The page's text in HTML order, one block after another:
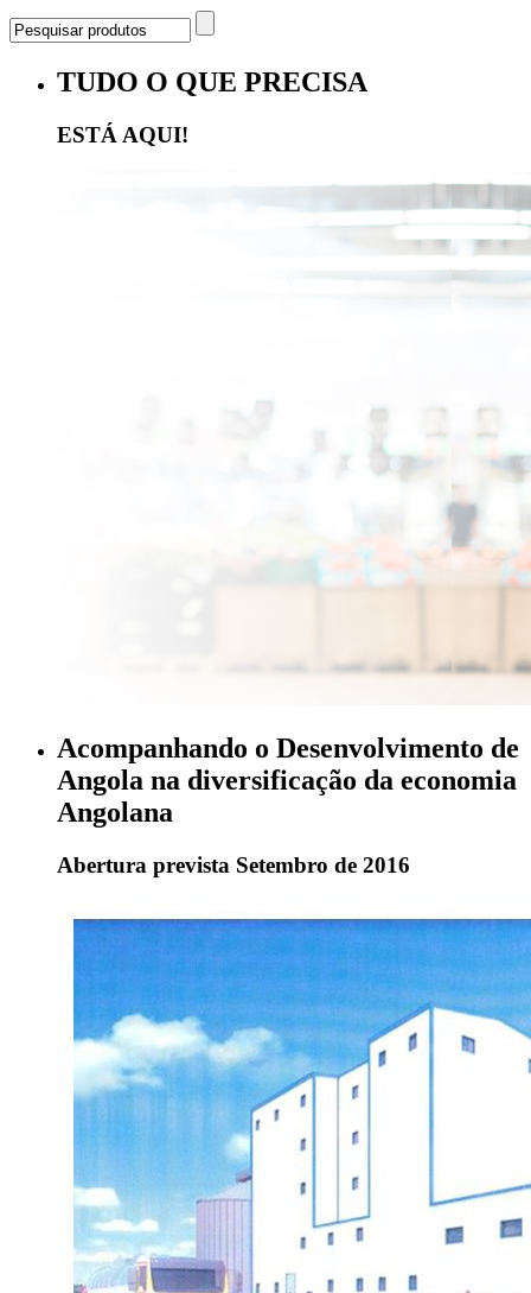
TUDO O QUE PRECISA
ESTÁ AQUI!
Acompanhando o Desenvolvimento de
Angola na diversificação da economia
Angolana
Abertura prevista Setembro de 2016